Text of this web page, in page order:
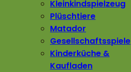
Kleinkindspielzeug
Plüschtiere
Matador
Gesellschaftsspiele
Kinderküche &
Kaufladen